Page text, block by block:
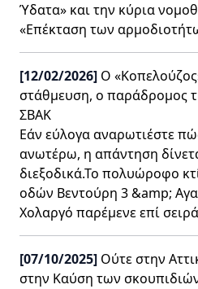
Ύδατα» και την κύρια
«Επέκταση των
[12/02/2026] Ο
στάθμευση, ο παράδρομος
ΣΒΑΚ
Εάν εύλογα αναρωτιέστε
ανωτέρω, η απάντηση
διεξοδικά.Το πολυώροφο
οδών Βεντούρη 3 &amp;
Χολαργό παρέμενε επί
[07/10/2025] Ούτε στην
στην Καύση των